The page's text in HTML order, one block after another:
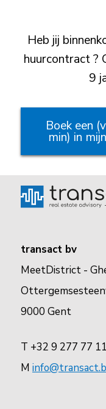
Heb jij
huurcontract ?
9
Boek een
min) in
transact bv
MeetDistrict -
9000 Gent
T +32 9 277 77 11
M